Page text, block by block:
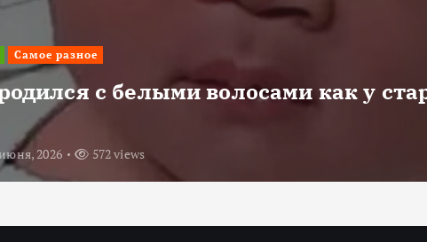
Самое разное
с белыми волосами как у
2026 572 views